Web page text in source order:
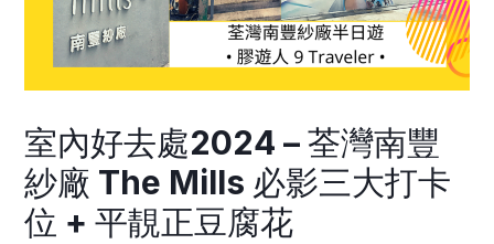
室內好去處2024 – 荃灣南豐
紗廠 The Mills 必影三大打卡
位 + 平靚正豆腐花